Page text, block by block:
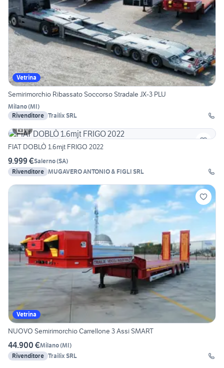
Vetrina
Semirimorchio Ribassato Soccorso Stradale JX-3 PLU
Milano(MI)
Rivenditore Trailix SRL
9
FIAT DOBLÒ 1.6mjt FRIGO 2022
9.999 €Salerno(SA)
Rivenditore MUGAVERO ANTONIO & FIGLI SRL
Vetrina
NUOVO Semirimorchio Carrellone 3 Assi SMART
44.900 €Milano(MI)
Rivenditore Trailix SRL